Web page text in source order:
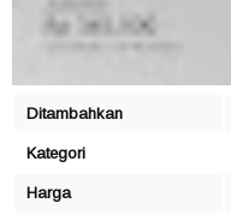
Ditambahkan
Kategori
Harga